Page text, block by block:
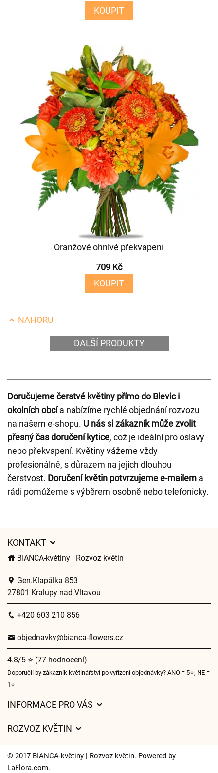
KOUPIT
Oranžové ohnivé překvapení
709 Kč
KOUPIT
NAHORU
DALŠÍ PRODUKTY
Doručujeme čerstvé květiny přímo do Blevic i
okolních obcía nabízíme rychlé objednání rozvozu
na našem e-shopu. U nás si zákazník může zvolit
přesný čas doručení kytice, což je ideální pro oslavy
nebo překvapení. Květiny vážeme vždy
profesionálně, s důrazem na jejich dlouhou
čerstvost. Doručení květin potvrzujeme e-mailem a
rádi pomůžeme s výběrem osobně nebo telefonicky.
KONTAKT
BIANCA-květiny | Rozvoz květin
Gen.Klapálka 853
27801 Kralupy nad Vltavou
+420 603 210 856
objednavky@bianca-flowers.cz
4.8/5 ⭐ (77 hodnocení)
Doporučil by zákazník květinářství po vyřízení objednávky? ANO = 5⭐, NE =
1⭐
INFORMACE PRO VÁS
Pro firmy
Ochrana osobních údajů
ROZVOZ KVĚTIN
Kam doručujeme květiny
© 2017 BIANCA-květiny | Rozvoz květin. Powered by
LaFlora.com.